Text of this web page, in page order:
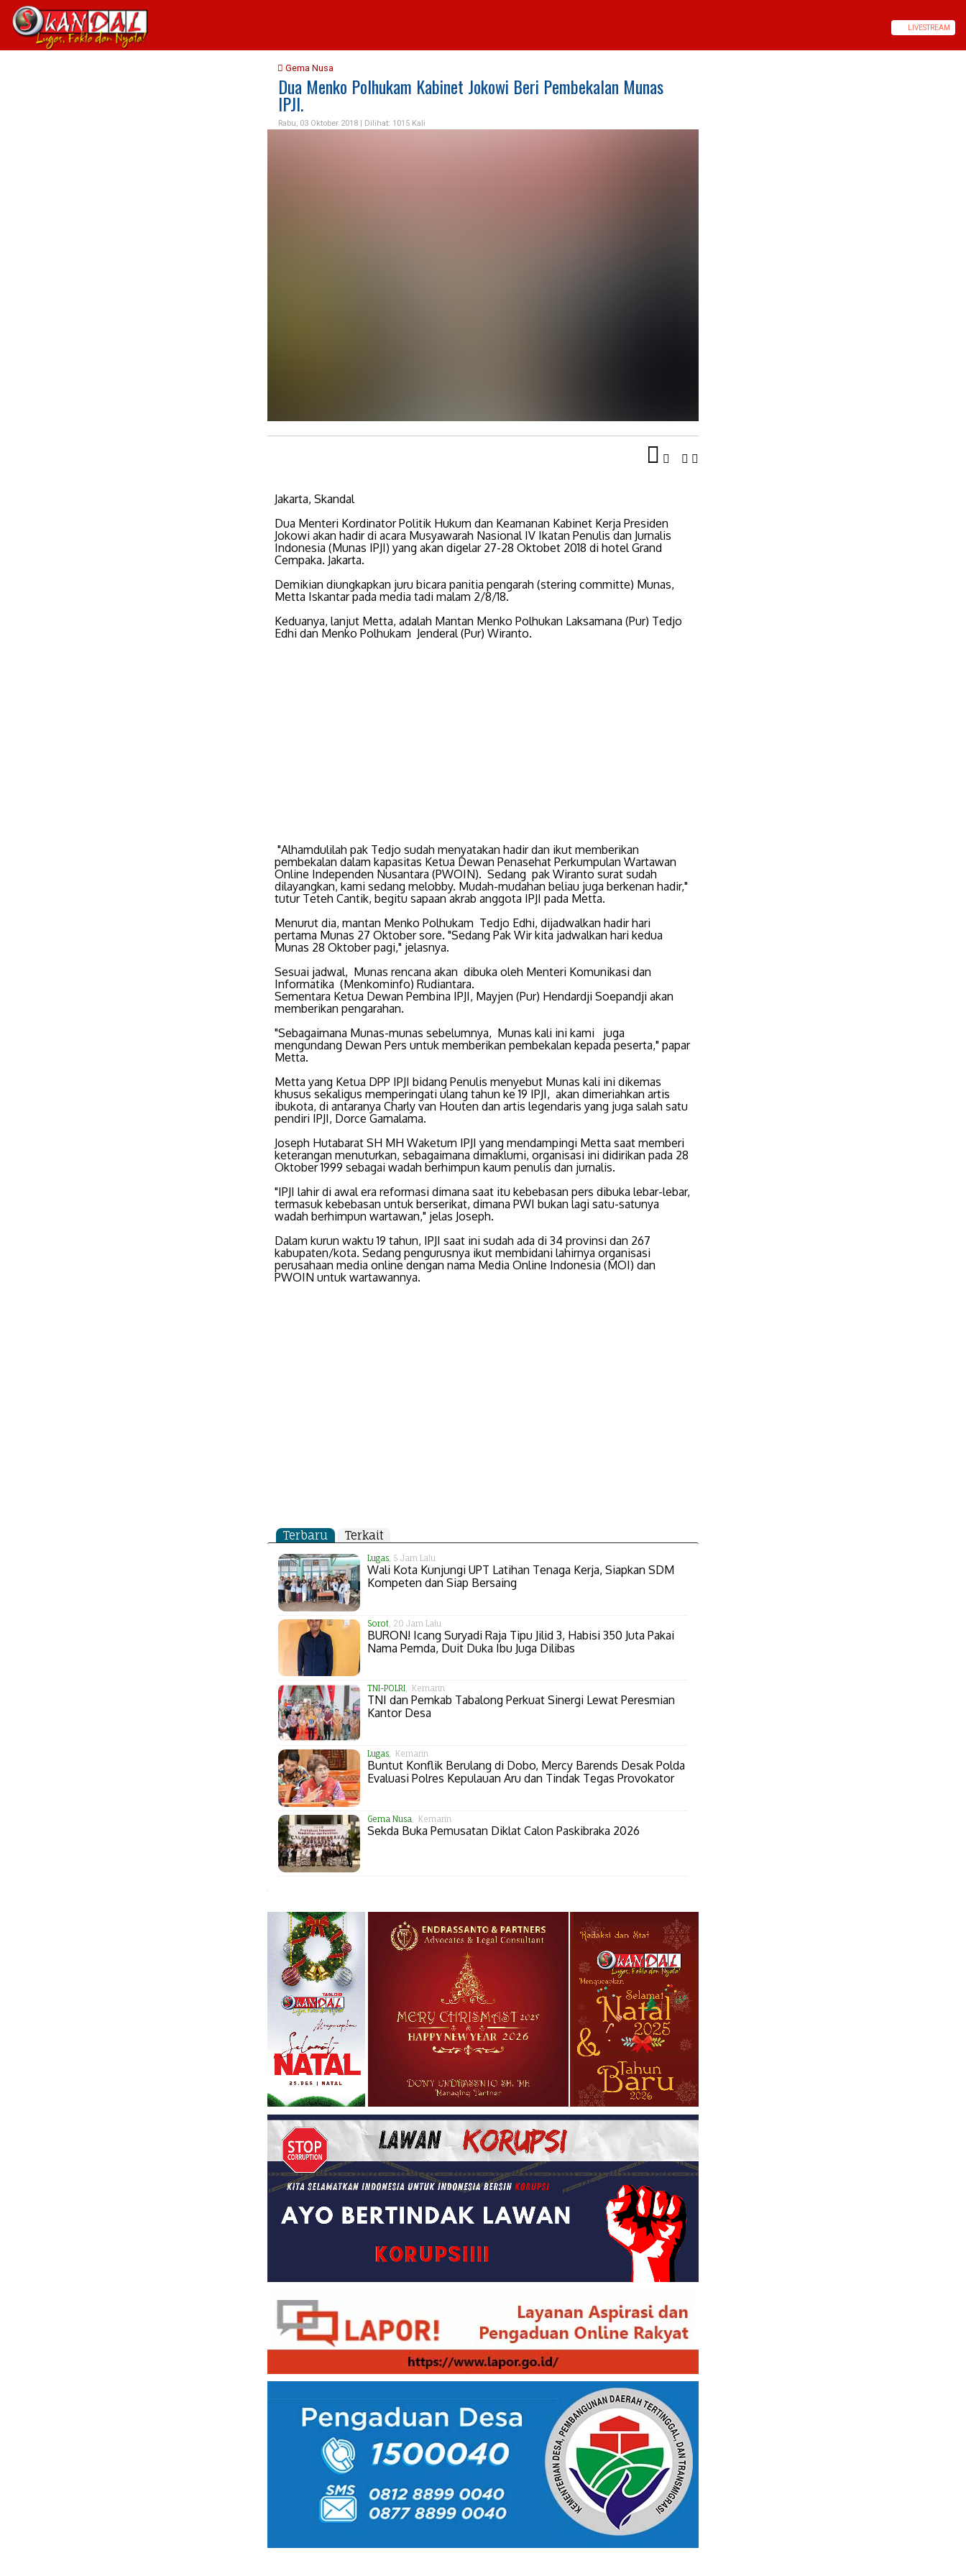
LIVESTREAM
Gema Nusa
Dua Menko Polhukam Kabinet Jokowi Beri Pembekalan Munas
IPJI.
Rabu, 03 Oktober 2018 | Dilihat: 1015 Kali
​Jakarta, Skandal
Dua Menteri Kordinator Politik Hukum dan Keamanan Kabinet Kerja Presiden
Jokowi akan hadir di acara Musyawarah Nasional IV Ikatan Penulis dan Jurnalis
Indonesia (Munas IPJI) yang akan digelar 27-28 Oktobet 2018 di hotel Grand
Cempaka. Jakarta.
Demikian diungkapkan juru bicara panitia pengarah (stering committe) Munas,
Metta Iskantar pada media tadi malam 2/8/18.
Keduanya, lanjut Metta, adalah Mantan Menko Polhukan Laksamana (Pur) Tedjo
Edhi dan Menko Polhukam Jenderal (Pur) Wiranto.
"Alhamdulilah pak Tedjo sudah menyatakan hadir dan ikut memberikan
pembekalan dalam kapasitas Ketua Dewan Penasehat Perkumpulan Wartawan
Online Independen Nusantara (PWOIN). Sedang pak Wiranto surat sudah
dilayangkan, kami sedang melobby. Mudah-mudahan beliau juga berkenan hadir,"
tutur Teteh Cantik, begitu sapaan akrab anggota IPJI pada Metta.
Menurut dia, mantan Menko Polhukam Tedjo Edhi, dijadwalkan hadir hari
pertama Munas 27 Oktober sore. "Sedang Pak Wir kita jadwalkan hari kedua
Munas 28 Oktober pagi," jelasnya.
Sesuai jadwal, Munas rencana akan dibuka oleh Menteri Komunikasi dan
Informatika (Menkominfo) Rudiantara.
Sementara Ketua Dewan Pembina IPJI, Mayjen (Pur) Hendardji Soepandji akan
memberikan pengarahan.
"Sebagaimana Munas-munas sebelumnya, Munas kali ini kami juga
mengundang Dewan Pers untuk memberikan pembekalan kepada peserta," papar
Metta.
Metta yang Ketua DPP IPJI bidang Penulis menyebut Munas kali ini dikemas
khusus sekaligus memperingati ulang tahun ke 19 IPJI, akan dimeriahkan artis
ibukota, di antaranya Charly van Houten dan artis legendaris yang juga salah satu
pendiri IPJI, Dorce Gamalama.
Joseph Hutabarat SH MH Waketum IPJI yang mendampingi Metta saat memberi
keterangan menuturkan, sebagaimana dimaklumi, organisasi ini didirikan pada 28
Oktober 1999 sebagai wadah berhimpun kaum penulis dan jurnalis.
"IPJI lahir di awal era reformasi dimana saat itu kebebasan pers dibuka lebar-lebar,
termasuk kebebasan untuk berserikat, dimana PWI bukan lagi satu-satunya
wadah berhimpun wartawan," jelas Joseph.
Dalam kurun waktu 19 tahun, IPJI saat ini sudah ada di 34 provinsi dan 267
kabupaten/kota. Sedang pengurusnya ikut membidani lahirnya organisasi
perusahaan media online dengan nama Media Online Indonesia (MOI) dan
PWOIN untuk wartawannya.
Terbaru Terkait
Lugas, 5 Jam Lalu
Wali Kota Kunjungi UPT Latihan Tenaga Kerja, Siapkan SDM
Kompeten dan Siap Bersaing
Sorot , 20 Jam Lalu
BURON! Icang Suryadi Raja Tipu Jilid 3, Habisi 350 Juta Pakai
Nama Pemda, Duit Duka Ibu Juga Dilibas
TNI-POLRI, Kemarin
TNI dan Pemkab Tabalong Perkuat Sinergi Lewat Peresmian
Kantor Desa
Lugas, Kemarin
Buntut Konflik Berulang di Dobo, Mercy Barends Desak Polda
Evaluasi Polres Kepulauan Aru dan Tindak Tegas Provokator
Gema Nusa, Kemarin
Sekda Buka Pemusatan Diklat Calon Paskibraka 2026